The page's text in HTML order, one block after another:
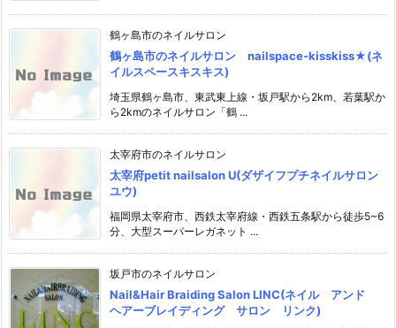
鶴ヶ島市のネイルサロン
鶴ヶ島市のネイルサロン nailspace-kisskiss★(ネ
イルスペースキスキス)
埼玉県鶴ヶ島市、東武東上線・坂戸駅から2km、若葉駅か
ら2kmのネイルサロン「鶴 ...
太宰府市のネイルサロン
太宰府petit nailsalon U(ダザイフプチネイルサロン
ユウ)
福岡県太宰府市、西鉄太宰府線・西鉄五条駅から徒歩5~6
分、大型スーパーレガネット ...
坂戸市のネイルサロン
Nail&Hair Braiding Salon LINC(ネイル アンド
ヘアーブレイディング サロン リンク)